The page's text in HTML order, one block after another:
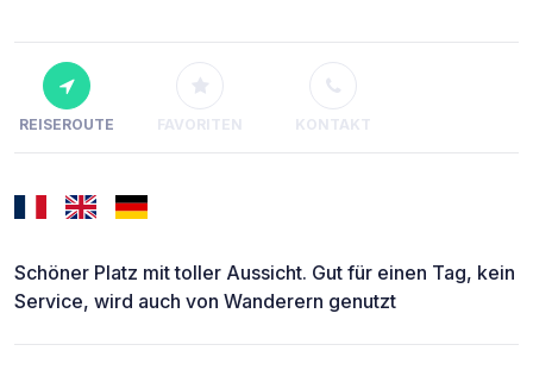
REISEROUTE FAVORITEN KONTAKT
Schöner Platz mit toller Aussicht. Gut für einen Tag, kein
Service, wird auch von Wanderern genutzt